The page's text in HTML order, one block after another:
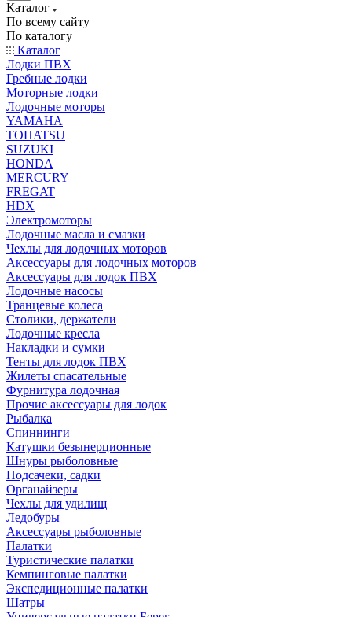
Каталог
По всему сайту
По каталогу
Каталог
Лодки ПВХ
Гребные лодки
Моторные лодки
Лодочные моторы
YAMAHA
TOHATSU
SUZUKI
HONDA
MERCURY
FREGAT
HDX
Электромоторы
Лодочные масла и смазки
Чехлы для лодочных моторов
Аксессуары для лодочных моторов
Аксессуары для лодок ПВХ
Лодочные насосы
Транцевые колеса
Столики, держатели
Лодочные кресла
Накладки и сумки
Тенты для лодок ПВХ
Жилеты спасательные
Фурнитура лодочная
Прочие аксессуары для лодок
Рыбалка
Спиннинги
Катушки безынерционные
Шнуры рыболовные
Подсачеки, садки
Органайзеры
Чехлы для удилищ
Ледобуры
Аксессуары рыболовные
Палатки
Туристические палатки
Кемпинговые палатки
Экспедиционные палатки
Шатры